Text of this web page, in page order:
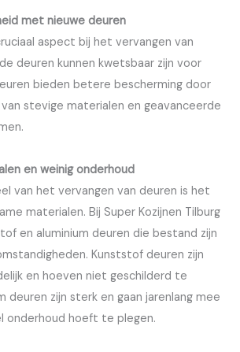
met nieuwe deuren
aspect bij het vervangen van
deuren kunnen kwetsbaar zijn voor
bieden betere bescherming door
stevige materialen en geavanceerde
en weinig onderhoud
van het vervangen van deuren is het
materialen. Bij Super Kozijnen Tilburg
en aluminium deuren die bestand zijn
Kunststof deuren zijn
en hoeven niet geschilderd te
deuren zijn sterk en gaan jarenlang mee
onderhoud hoeft te plegen.